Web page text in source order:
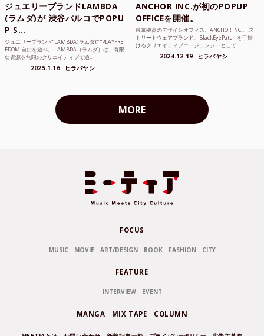
ジュエリーブランドLAMBDA
(ラムダ)が 渋谷パルコでPOPU
P S...
ジュエリーブランド“LAMBDA( ラムダ))” “PLAYFRE
EDOM 自由を遊べ。 LAMBDA（ラムダ）は、有限
な資源を無限のクリエイティブで追...
2025.1.16 ヒラバヤシ
ANCHOR INC.が初のPOPUP
OFFICEを開催。
東京拠点のデザインオフィス、ANCHOR INC.。 ス
トリートウェアブランド、BlackEyePatch を手掛
けるクリエイティブエージェンシーとして...
2024.12.19 ヒラバヤシ
MORE
FOCUS
MUSIC MOVIE ART/DESIGN BOOK FASHION CITY
FEATURE
INTERVIEW EVENT
MANGA MIX TAPE COLUMN